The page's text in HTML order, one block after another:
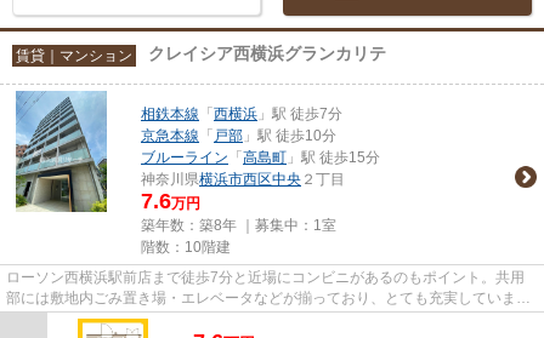
賃貸｜マンション クレイシア西横浜グランカリテ
相鉄本線 「 西横浜 」駅 徒歩7分
京急本線 「 戸部 」駅 徒歩10分
ブルーライン 「 高島町 」駅 徒歩15分
神奈川県横浜市西区中央 ２丁目
7.6万円
築年数：築8年 ｜募集中： 1室
階数：10階建
ローソン西横浜駅前店まで徒歩7分と近場にコンビニがあるのもポイント。共用
部には敷地内ごみ置き場・エレベータなどが揃っており、とても充実していま
す。築8年でしっかりとした作り...